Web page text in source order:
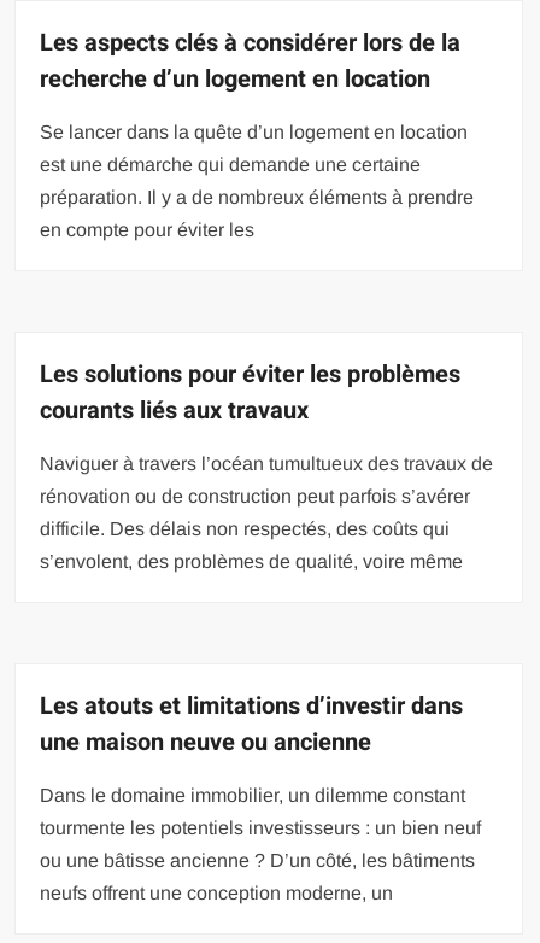
Les aspects clés à considérer lors de la
recherche d’un logement en location
Se lancer dans la quête d’un logement en location
est une démarche qui demande une certaine
préparation. Il y a de nombreux éléments à prendre
en compte pour éviter les
Les solutions pour éviter les problèmes
courants liés aux travaux
Naviguer à travers l’océan tumultueux des travaux de
rénovation ou de construction peut parfois s’avérer
difficile. Des délais non respectés, des coûts qui
s’envolent, des problèmes de qualité, voire même
Les atouts et limitations d’investir dans
une maison neuve ou ancienne
Dans le domaine immobilier, un dilemme constant
tourmente les potentiels investisseurs : un bien neuf
ou une bâtisse ancienne ? D’un côté, les bâtiments
neufs offrent une conception moderne, un